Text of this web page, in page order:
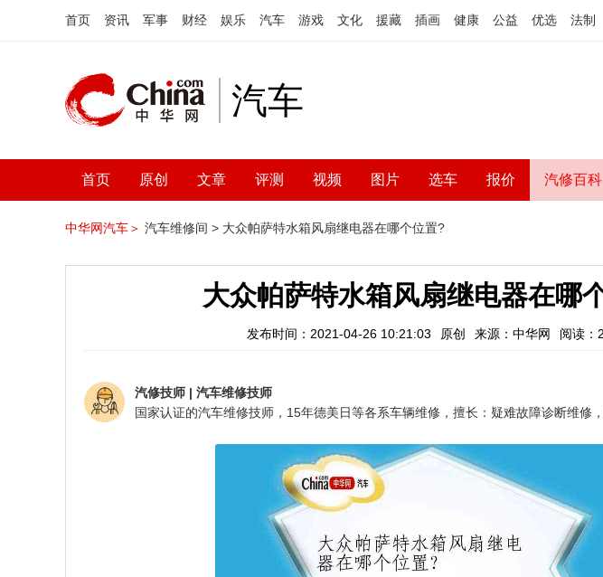
首页 资讯 军事 财经 娱乐 汽车 游戏 文化 援藏 插画 健康 公益 优选 法制
汽车
首页 原创 文章 评测 视频 图片 选车 报价 汽修百科
中华网汽车＞ 汽车维修间 > 大众帕萨特水箱风扇继电器在哪个位置?
大众帕萨特水箱风扇继电器在哪
发布时间：2021-04-26 10:21:03 原创 来源：中华网 阅读：
汽修技师 | 汽车维修技师